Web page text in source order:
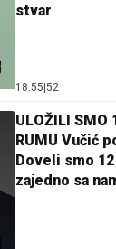
stvar
18:55|52
ULOŽILI SMO
RUMU Vučić
Doveli smo
zajedno sa